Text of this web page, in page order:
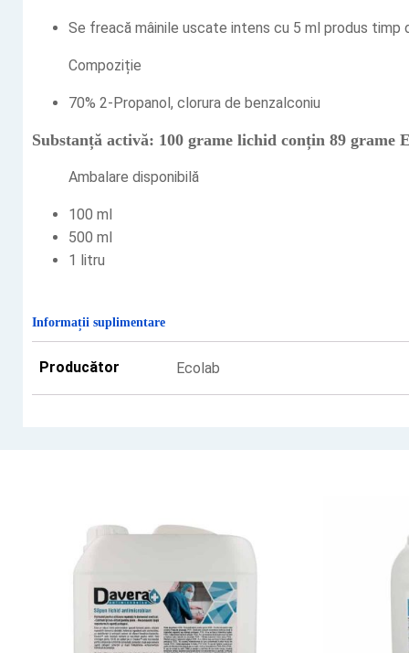
Se freacă mâinile uscate intens cu 5 ml produs
Compoziție
70% 2-Propanol, clorura de benzalconiu
Substanță activă: 100 grame lichid conțin 89 grame
Ambalare disponibilă
100 ml
500 ml
1 litru
Informații suplimentare
Producător Ecolab